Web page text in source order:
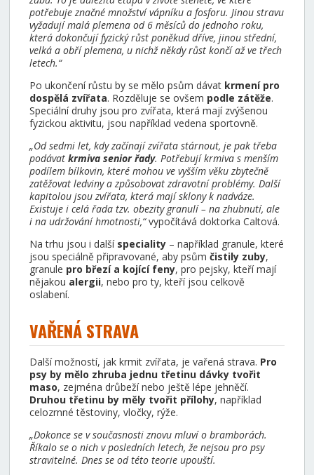
potřebuje značné množství vápníku a fosforu. Jinou stravu
vyžadují malá plemena od 6 měsíců do jednoho roku,
která dokončují fyzický růst poněkud dříve, jinou střední,
velká a obří plemena, u nichž někdy růst končí až ve třech
letech.“
Po ukončení růstu by se mělo psům dávat krmení pro
dospělá zvířata. Rozděluje se ovšem podle zátěže.
Speciální druhy jsou pro zvířata, která mají zvýšenou
fyzickou aktivitu, jsou například vedena sportovně.
„Od sedmi let, kdy začínají zvířata stárnout, je pak třeba
podávat krmiva senior řady. Potřebují krmiva s menším
podílem bílkovin, které mohou ve vyšším věku zbytečně
zatěžovat ledviny a způsobovat zdravotní problémy. Další
kapitolou jsou zvířata, která mají sklony k nadváze.
Existuje i celá řada tzv. obezity granulí – na zhubnutí, ale
i na udržování hmotnosti,“vypočítává doktorka Caltová.
Na trhu jsou i další speciality – například granule, které
jsou speciálně připravované, aby psům čistily zuby,
granule pro březí a kojící feny, pro pejsky, kteří mají
nějakou alergii, nebo pro ty, kteří jsou celkově
oslabení.
VAŘENÁ STRAVA
Další možností, jak krmit zvířata, je vařená strava. Pro
psy by mělo zhruba jednu třetinu dávky tvořit
maso, zejména drůbeží nebo ještě lépe jehněčí.
Druhou třetinu by měly tvořit přílohy, například
celozrnné těstoviny, vločky, rýže.
„Dokonce se v současnosti znovu mluví o bramborách.
Říkalo se o nich v posledních letech, že nejsou pro psy
stravitelné. Dnes se od této teorie upouští.